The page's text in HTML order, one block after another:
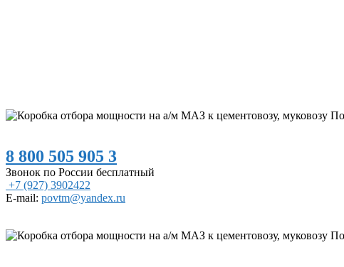
8 800 505 905 3
Звонок по России бесплатный
+7 (927) 3902422
E-mail: povtm@yandex.ru